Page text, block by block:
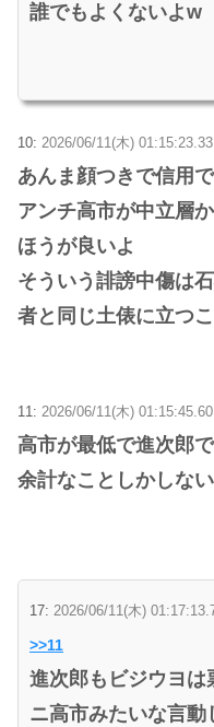
誰でもよくないよw
10: 2026/06/11(木)
あんま顔つきで信用
アンチ高市が中立層
ほうが良いよ
そういう誹謗中傷は
者と同じ土俵に立つ
11: 2026/06/11(木)
高市が最低で進次郎
余計なことしかしな
17: 2026/06/11(木)
>>11
進次郎もビジウヨは
ニ高市みたいな言